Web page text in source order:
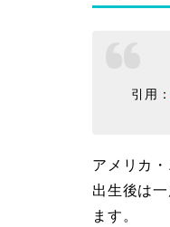
引用：
アメリカ
出生後は
ます。